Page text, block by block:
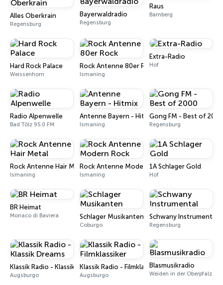
Alles Oberkrain
Regensburg
Bayerwaldradio
Regensburg
Raus
Bamberg
Hard Rock Palace
Weissenhorn
Rock Antenne 80er Rock
Ismaning
Extra-Radio
Hof
Radio Alpenwelle
Bad Tölz 95.0 FM
Antenne Bayern - Hitmix
Ismaning
Gong FM - Best of 2000
Regensburg
Rock Antenne Hair Metal
Ismaning
Rock Antenne Modern Rock
Ismaning
1A Schlager Gold
Hof
BR Heimat
Monaco di Baviera Schlager Musikanten
Coburgo
Schwany Instrumental
Regensburg
Klassik Radio - Klassik Dreams
Augsburgo
Klassik Radio - Filmklassiker
Augsburgo
Blasmusikradio
Weiden in der Oberpfalz